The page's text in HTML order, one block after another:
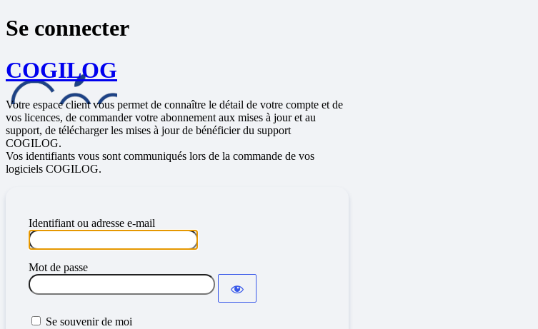
Se connecter
COGILOG
Votre espace client vous permet de connaître le détail de votre compte et de
vos licences, de commander votre abonnement aux mises à jour et au
support, de télécharger les mises à jour de bénéficier du support
COGILOG.
Vos identifiants vous sont communiqués lors de la commande de vos
logiciels COGILOG.
Identifiant ou adresse e-mail
Mot de passe
Se souvenir de moi